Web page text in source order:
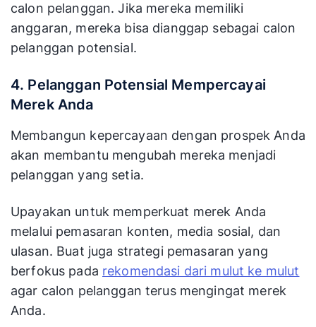
calon pelanggan. Jika mereka memiliki
anggaran, mereka bisa dianggap sebagai calon
pelanggan potensial.
4. Pelanggan Potensial Mempercayai
Merek Anda
Membangun kepercayaan dengan prospek Anda
akan membantu mengubah mereka menjadi
pelanggan yang setia.
Upayakan untuk memperkuat merek Anda
melalui pemasaran konten, media sosial, dan
ulasan. Buat juga strategi pemasaran yang
berfokus pada rekomendasi dari mulut ke mulut
agar calon pelanggan terus mengingat merek
Anda.